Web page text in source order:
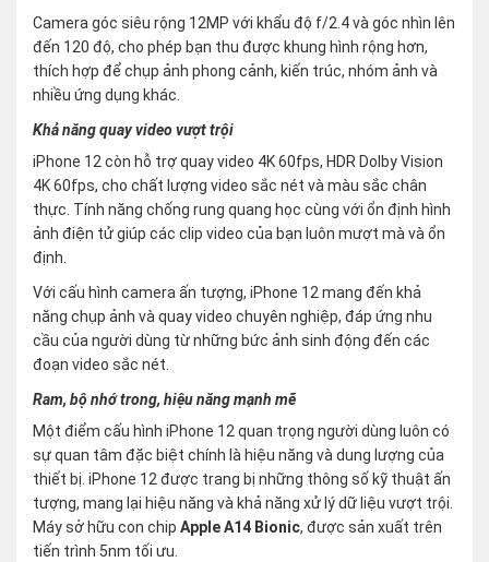
Camera góc siêu rộng 12MP với khẩu độ f/2.4 và góc nhìn lên
đến 120 độ, cho phép bạn thu được khung hình rộng hơn,
thích hợp để chụp ảnh phong cảnh, kiến trúc, nhóm ảnh và
nhiều ứng dụng khác.
Khả năng quay video vượt trội
iPhone 12 còn hỗ trợ quay video 4K 60fps, HDR Dolby Vision
4K 60fps, cho chất lượng video sắc nét và màu sắc chân
thực. Tính năng chống rung quang học cùng với ổn định hình
ảnh điện tử giúp các clip video của bạn luôn mượt mà và ổn
định.
Với cấu hình camera ấn tượng, iPhone 12 mang đến khả
năng chụp ảnh và quay video chuyên nghiệp, đáp ứng nhu
cầu của người dùng từ những bức ảnh sinh động đến các
đoạn video sắc nét.
Ram, bộ nhớ trong, hiệu năng mạnh mẽ
Một điểm cấu hình iPhone 12 quan trọng người dùng luôn có
sự quan tâm đặc biệt chính là hiệu năng và dung lượng của
thiết bị. iPhone 12 được trang bị những thông số kỹ thuật ấn
tượng, mang lại hiệu năng và khả năng xử lý dữ liệu vượt trội.
Máy sở hữu con chip Apple A14 Bionic, được sản xuất trên
tiến trình 5nm tối ưu.